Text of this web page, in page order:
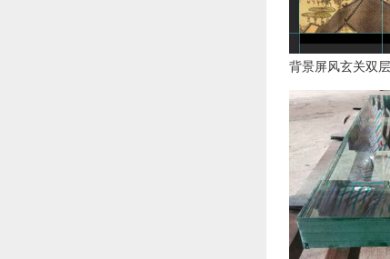
背景屏风玄关双